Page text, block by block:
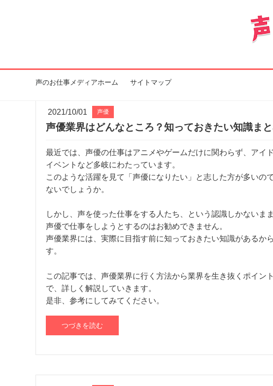
声のお仕事メディアホーム サイトマップ
2021/10/01 声優
声優業界はどんなところ？知っておきたい知識ま
最近では、声優の仕事はアニメやゲームだけに関わらず、アイ
イベントなど多岐にわたっています。
このような活躍を見て「声優になりたい」と志した方が多いの
ないでしょうか。
しかし、声を使った仕事をする人たち、という認識しかないまま
声優で仕事をしようとするのはお勧めできません。
声優業界には、実際に目指す前に知っておきたい知識があるか
す。
この記事では、声優業界に行く方法から業界を生き抜くポイン
で、詳しく解説していきます。
是非、参考にしてみてください。
つづきを読む